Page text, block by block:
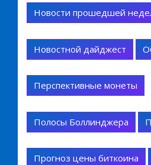
Новости прошедшей
Новостной дайджест
Перспективные монеты
Полосы Боллинджера
Прогноз цены биткоина